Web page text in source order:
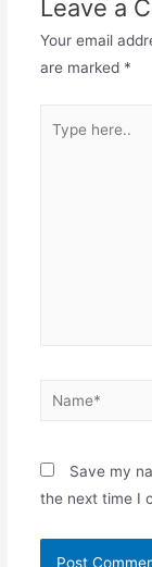
Leave a
Your email
are marked *
Save my
the next time I